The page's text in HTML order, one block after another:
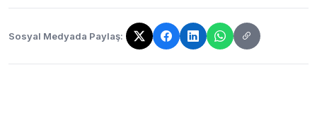
Sosyal Medyada Paylaş:
Bağlantı kopyalandı!